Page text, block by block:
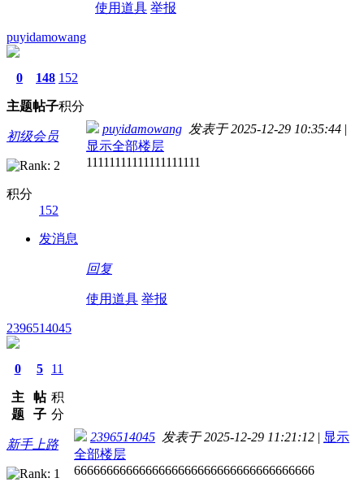
使用道具 举报
puyidamowang
0
主题
148
帖子
152
积分
初级会员
积分
152
发消息
puyidamowang 发表于 2025-12-29 10:35:44 |
显示全部楼层
11111111111111111111
回复
使用道具 举报
2396514045
0
主
题
5
帖
子
11
积
分
新手上路
2396514045 发表于 2025-12-29 11:21:12 | 显示
全部楼层
6666666666666666666666666666666666666